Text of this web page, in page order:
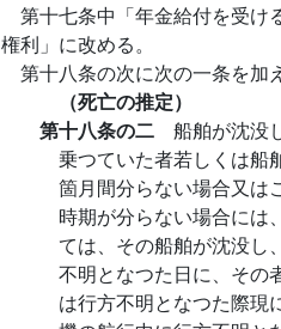
第十七条中「年金給付を受け
権利」に改める。
第十八条の次に次の一条を加
（死亡の推定）
第十八条の二 船舶が沈没
乗つていた者若しくは船
箇月間分らない場合又は
時期が分らない場合には
ては、その船舶が沈没し
不明となつた日に、その
は行方不明となつた際現